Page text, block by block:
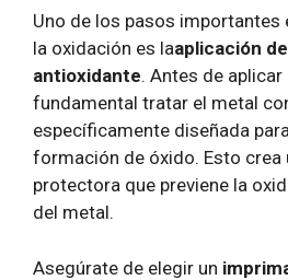
Uno de los pasos importantes
la oxidación es laaplicación
antioxidante. Antes de
fundamental tratar el metal
específicamente diseñada
formación de óxido. Esto crea
protectora que previene la
del metal.
Asegúrate de elegir un